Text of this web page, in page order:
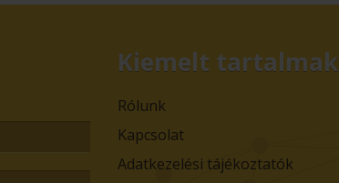
Kiemelt tartalmak
Rólunk
Kapcsolat
Adatkezelési tájékoztatók